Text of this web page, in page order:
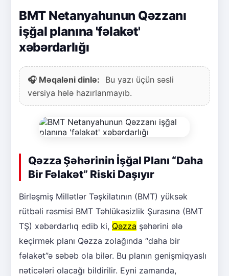
BMT Netanyahunun Qəzzanı
işğal planına 'fəlakət'
xəbərdarlığı
🎧 Məqaləni dinlə:
Bu yazı üçün səsli
versiya hələ hazırlanmayıb.
Qəzza Şəhərinin İşğal Planı “Daha
Bir Fəlakət” Riski Daşıyır
Birləşmiş Millətlər Təşkilatının (BMT) yüksək
rütbəli rəsmisi BMT Təhlükəsizlik Şurasına (BMT
TŞ) xəbərdarlıq edib ki, Qəzza şəhərini ələ
keçirmək planı Qəzza zolağında “daha bir
fəlakət”ə səbəb ola bilər. Bu planın genişmiqyaslı
nəticələri olacağı bildirilir. Eyni zamanda,